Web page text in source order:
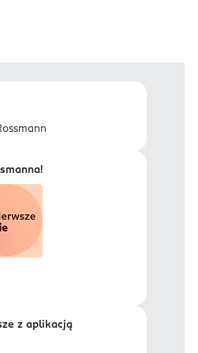
z aplikacją